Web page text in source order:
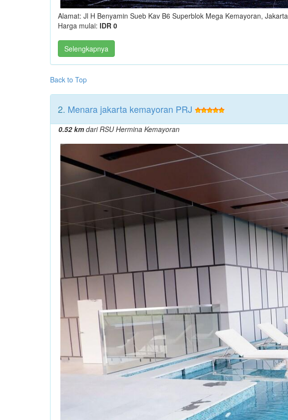
Alamat: Jl H Benyamin Sueb Kav B6 Superblok Mega Kemayoran, Jakarta
Harga mulai: IDR 0
Selengkapnya
Back to Top
2. Menara jakarta kemayoran PRJ
0.52 kmdari RSU Hermina Kemayoran